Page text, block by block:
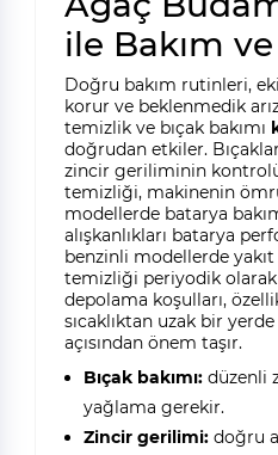
ile Bakım
Doğru bakım rutinleri,
korur ve beklenmedik
temizlik ve bıçak bakımı
doğrudan etkiler.
zincir geriliminin
temizliği, makinenin
modellerde batarya
alışkanlıkları batarya
benzinli modellerde yakıt
temizliği periyodik olarak
depolama koşulları,
sıcaklıktan uzak bir
açısından önem taşır.
Bıçak bakımı:düzenli
yağlama gerekir.
Zincir gerilimi:doğru